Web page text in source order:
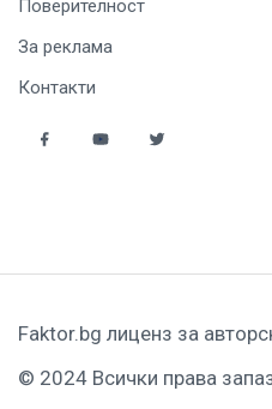
Поверителност
За реклама
Контакти
Faktor.bg лиценз за
© 2024 Всички права